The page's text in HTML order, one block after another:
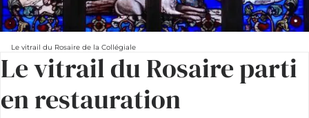
Le vitrail du Rosaire parti
en restauration
Le vitrail du Rosaire de la Collégiale